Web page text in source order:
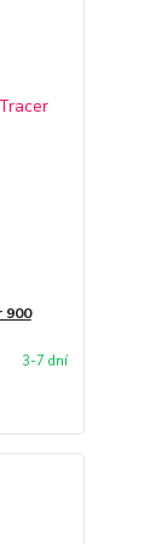
900
3-7 dní